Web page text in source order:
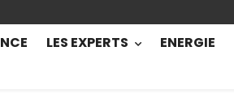
LES EXPERTS ENERGIE